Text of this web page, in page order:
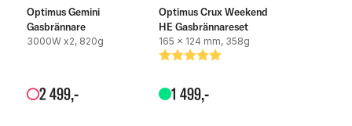
Optimus Gemini
Gasbrännare
3000W x2, 820g
2499,-
Optimus Crux Weekend
HE Gasbrännareset
165 x 124 mm, 358g
Betyg:
5.0 utav 5 stjärnor
1 499,-